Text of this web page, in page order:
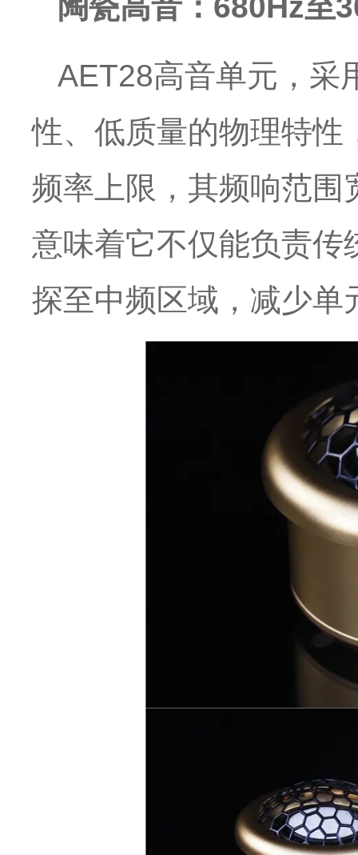
AET28高音单元，采
性、低质量的物理特性
频率上限，其频响范围
意味着它不仅能负责传
探至中频区域，减少单